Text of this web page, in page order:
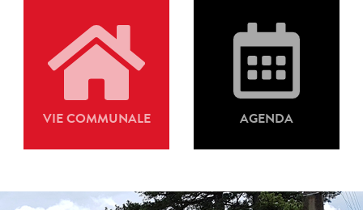
VIE COMMUNALE AGENDA